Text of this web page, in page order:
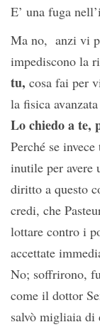
E’ una fuga
Ma no, anzi vi
impediscono la
tu, cosa fai per
la fisica
Lo chiedo a te,
Perché se
inutile per avere
diritto a questo
credi, che
lottare contro i
accettate
No; soffrirono,
come il dottor
salvò migliaia